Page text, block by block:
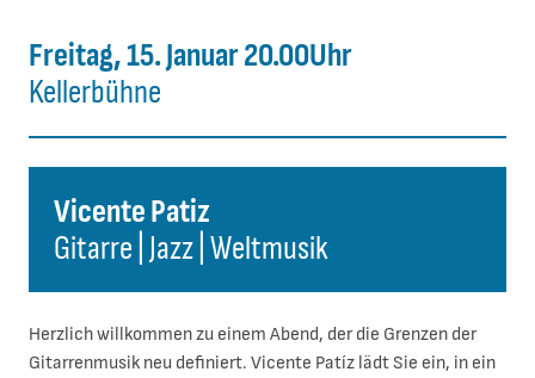
Freitag, 15. Januar 20.00Uhr
Kellerbühne
Vicente Patiz
Gitarre | Jazz | Weltmusik
Herzlich willkommen zu einem Abend, der die Grenzen der
Gitarrenmusik neu definiert. Vicente Patíz lädt Sie ein, in ein